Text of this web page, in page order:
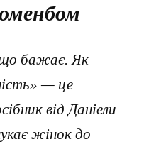
бажає. Як
— це
від Даніели
жінок до